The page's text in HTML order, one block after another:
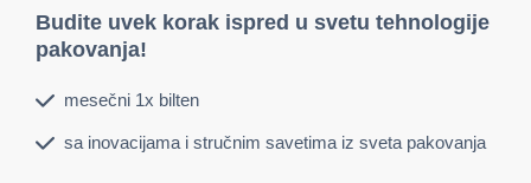
Budite uvek korak ispred u svetu tehnologije
pakovanja!
mesečni 1x bilten
sa inovacijama i stručnim savetima iz sveta pakovanja